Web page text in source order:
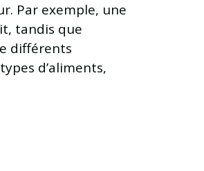
Par exemple, une
tandis que
différents
d’aliments,